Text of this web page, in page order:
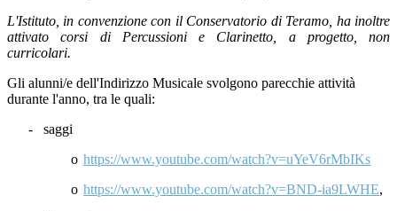
L'Istituto, in convenzione con il Conservatorio di Teramo, ha inoltre
attivato corsi di Percussioni e Clarinetto, a progetto, non
curricolari.
Gli alunni/e dell'Indirizzo Musicale svolgono parecchie attività
durante l'anno, tra le quali:
-
saggi
o https://www.youtube.com/watch?v=uYeV6rMbIKs
o https://www.youtube.com/watch?v=BND-ia9LWHE,